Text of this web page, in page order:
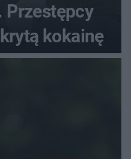
Przestępcy
kokainę